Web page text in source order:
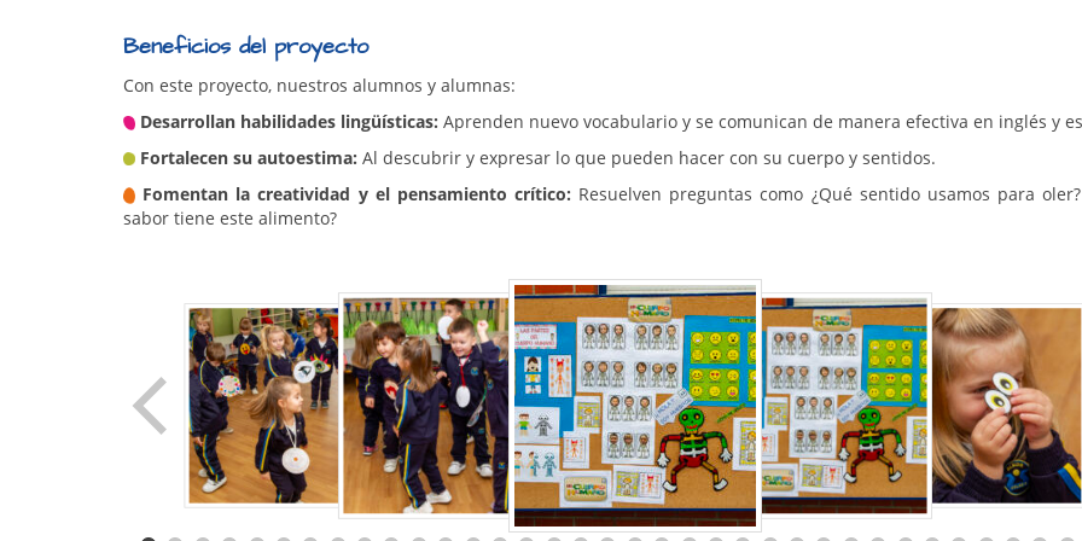
Beneficios del proyecto
Con este proyecto, nuestros alumnos y alumnas:
Desarrollan habilidades lingüísticas: Aprenden nuevo vocabulario y se comunican de manera efectiva en inglés y
Fortalecen su autoestima: Al descubrir y expresar lo que pueden hacer con su cuerpo y sentidos.
Fomentan la creatividad y el pensamiento crítico: Resuelven preguntas como ¿Qué sentido usamos para
sabor tiene este alimento?